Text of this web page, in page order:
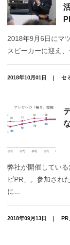
2018年9月6日にマ
スピーカーに迎え
2018年10月01日 セ
弊社が開催してい
ビPR」。参加され
に...
2018年09月13日